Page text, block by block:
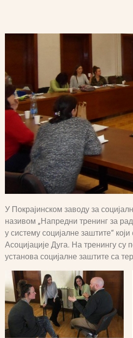
У Покрајинском заводу за
називом „Напредни тренинг за
у систему социјалне заштите“
Асоцијације Дуга. На тренингу
установа социјалне заштите са